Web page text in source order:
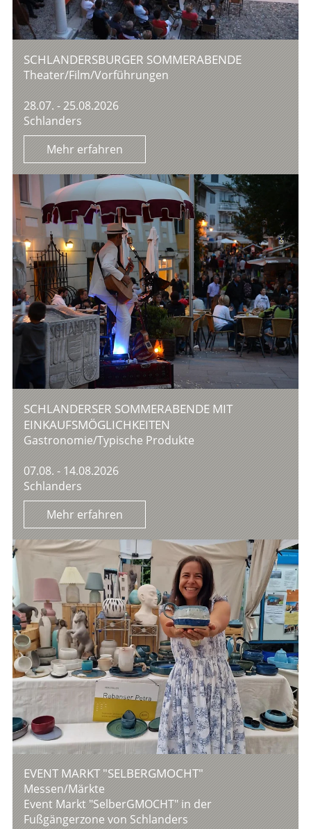
SCHLANDERSBURGER SOMMERABENDE
Theater/Film/Vorführungen
28.07. - 25.08.2026
Schlanders
Mehr erfahren
SCHLANDERSER SOMMERABENDE MIT
EINKAUFSMÖGLICHKEITEN
Gastronomie/Typische Produkte
07.08. - 14.08.2026
Schlanders
Mehr erfahren
EVENT MARKT "SELBERGMOCHT"
Messen/Märkte
Event Markt "SelberGMOCHT" in der
Fußgängerzone von Schlanders